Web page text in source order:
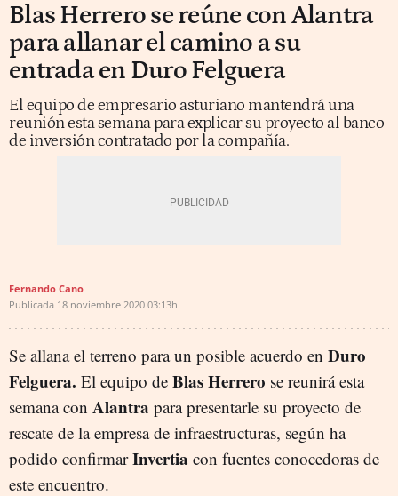
Blas Herrero se reúne con Alantra
para allanar el camino a su
entrada en Duro Felguera
El equipo de empresario asturiano mantendrá una
reunión esta semana para explicar su proyecto al banco
de inversión contratado por la compañía.
Fernando Cano
Publicada 18 noviembre 2020 03:13h
Se allana el terreno para un posible acuerdo en Duro
Felguera. El equipo de Blas Herrero se reunirá esta
semana con Alantra para presentarle su proyecto de
rescate de la empresa de infraestructuras, según ha
podido confirmarInvertia con fuentes conocedoras de
este encuentro.